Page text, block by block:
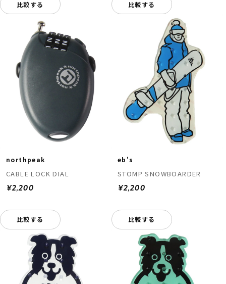
比較する 比較する
northpeak
CABLE LOCK DIAL
¥2,200
比較する
eb's
STOMP SNOWBOARDER
¥2,200
比較する